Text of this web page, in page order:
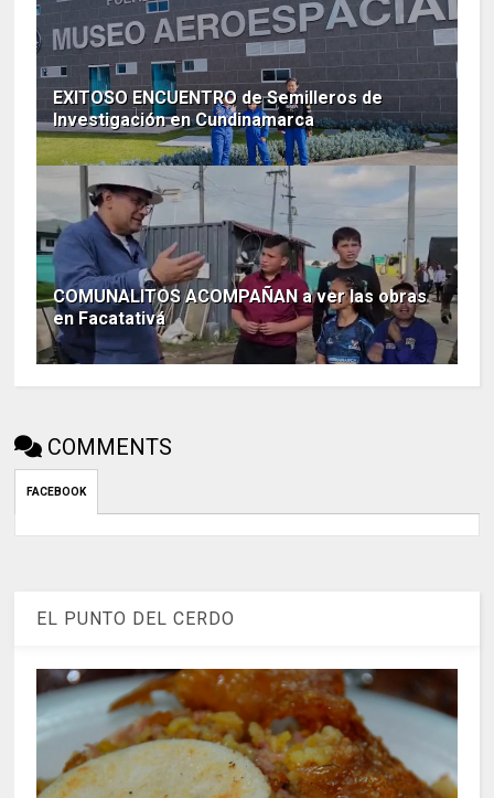
EXITOSO ENCUENTRO de Semilleros de
Investigación en Cundinamarca
COMUNALITOS ACOMPAÑAN a ver las obras
en Facatativá
COMMENTS
FACEBOOK
EL PUNTO DEL CERDO